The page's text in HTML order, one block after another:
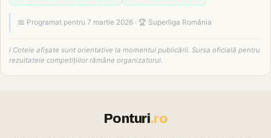
📅 Programat pentru 7 martie 2026 · 🏆 Superliga România
ℹ️ Cotele afișate sunt orientative la momentul publicării. Sursa oficială pentru
rezultatele competițiilor rămâne organizatorul.
Ponturi.ro